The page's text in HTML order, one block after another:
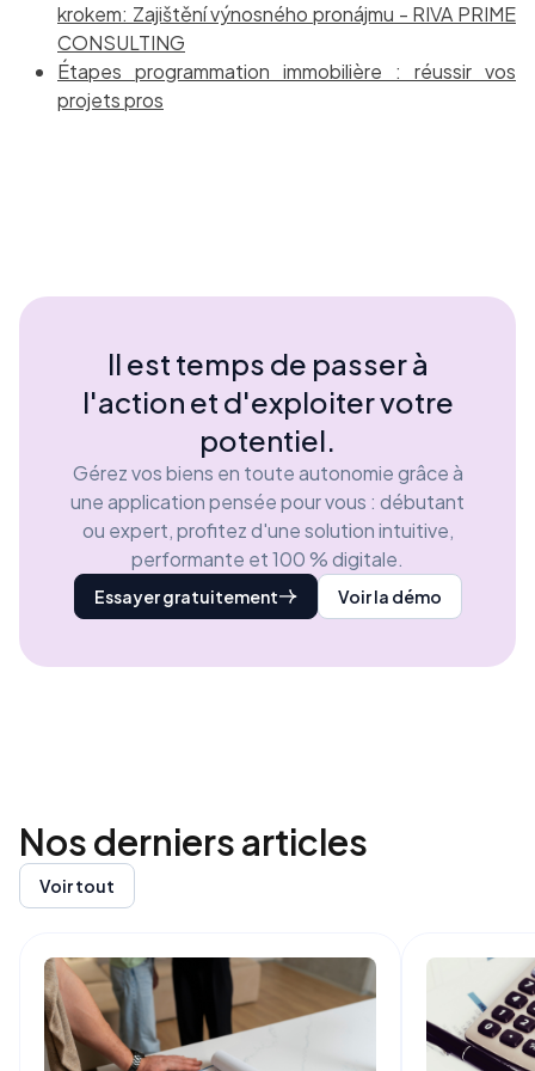
krokem: Zajištění výnosného pronájmu - RIVA PRIME
CONSULTING
Étapes programmation immobilière : réussir vos
projets pros
Il est temps de passer à
l'action et d'exploiter votre
potentiel.
Gérez vos biens en toute autonomie grâce à
une application pensée pour vous : débutant
ou expert, profitez d'une solution intuitive,
performante et 100 % digitale.
Essayer gratuitement Voir la démo
Nos derniersarticles
Voir tout